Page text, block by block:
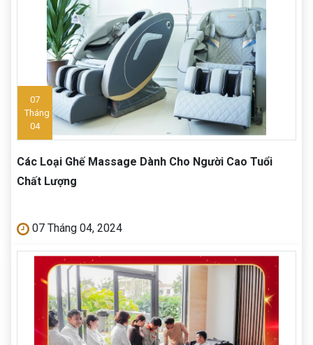
07
Tháng
04
Các Loại Ghế Massage Dành Cho Người Cao Tuổi
Chất Lượng
07 Tháng 04, 2024